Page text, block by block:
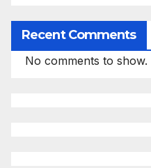
Recent Comments
No comments to show.